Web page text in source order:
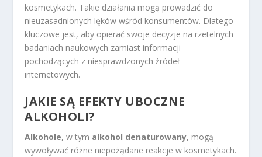
kosmetykach. Takie działania mogą prowadzić do
nieuzasadnionych lęków wśród konsumentów. Dlatego
kluczowe jest, aby opierać swoje decyzje na rzetelnych
badaniach naukowych zamiast informacji
pochodzących z niesprawdzonych źródeł
internetowych.
JAKIE SĄ EFEKTY UBOCZNE
ALKOHOLI?
Alkohole, w tym alkohol denaturowany, mogą
wywoływać różne niepożądane reakcje w kosmetykach.